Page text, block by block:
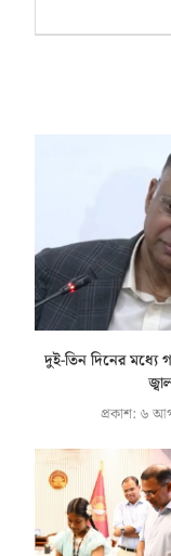
দুই-তিন দিনের মধ্যে
প্রকাশ: ৬